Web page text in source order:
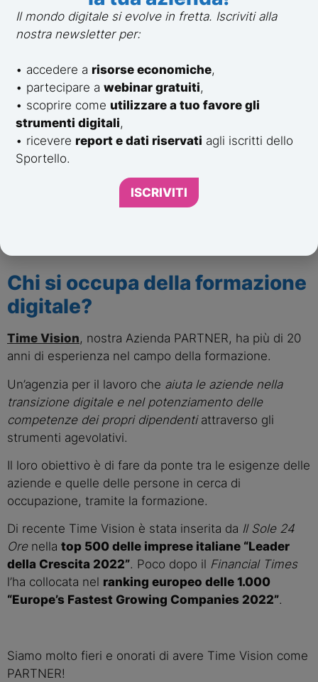
Si riduce il margine di errore.
Si aumenta la qualità.
Si possono ottimizzare e rivalutare prodotti
e servizi, con l’aiuto delle nuove
competenze acquisite.
Chi si occupa della formazione
digitale?
Time Vision, nostra Azienda PARTNER, ha più di 20
anni di esperienza nel campo della formazione.
Un’agenzia per il lavoro che aiuta le aziende nella
transizione digitale e nel potenziamento delle
competenze dei propri dipendenti attraverso gli
strumenti agevolativi.
Il loro obiettivo è di fare da ponte tra le esigenze delle
aziende e quelle delle persone in cerca di
occupazione, tramite la formazione.
Di recente Time Vision è stata inserita da Il Sole 24
Ore nella top 500 delle imprese italiane “Leader
della Crescita 2022”. Poco dopo il Financial Times
l’ha collocata nel ranking europeo delle 1.000
“Europe’s Fastest Growing Companies 2022”.
Siamo molto fieri e onorati di avere Time Vision come
PARTNER!
Il mondo digitale si evolve in fretta. Iscriviti alla
nostra newsletter per:
• accedere a risorse economiche,
• partecipare awebinar gratuiti,
• scoprire come utilizzare a tuo favore gli
strumenti digitali,
• ricevere report e dati riservati agli iscritti dello
Sportello.
ISCRIVITI